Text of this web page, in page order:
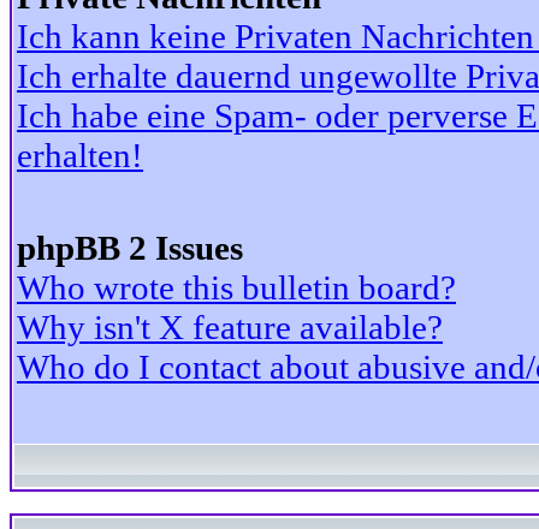
Ich kann keine Privaten
Ich erhalte dauernd ungewollte
Ich habe eine Spam- oder perverse
erhalten!
phpBB 2 Issues
Who wrote this bulletin board?
Why isn't X feature available?
Who do I contact about abusive